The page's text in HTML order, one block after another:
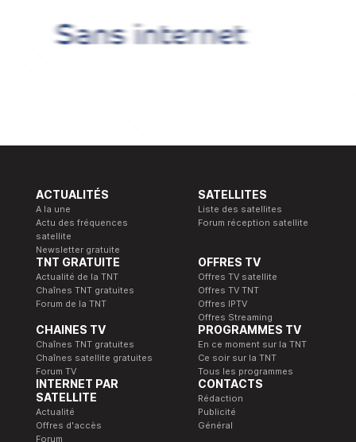
ACTUALITÉS
A la une
Actu des fréquences
satellite
Newsletter gratuite
SATELLITES
Liste des satellites
Forum réception satellite
TNT GRATUITE
Actualité de la TNT
Chaînes TNT gratuites
Forum de la TNT
OFFRES TV
Offres TV satellite
Offres TV TNT
Offres IPTV
Offres Streaming
CHAINES TV
Chaînes TNT gratuites
Chaînes satellite gratuites
Forum TV
PROGRAMMES TV
En ce moment sur la TNT
Ce soir sur la TNT
Tous les programmes
INTERNET PAR
SATELLITE
Actualité
Offres d'accès
Forum
CONTACTS
Rédaction
Publicité
Général